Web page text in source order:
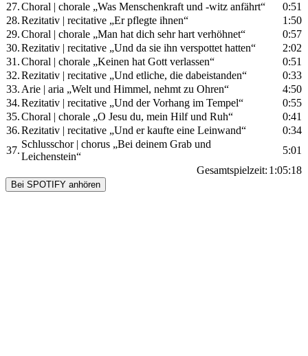
27.Choral | chorale „Was Menschenkraft und -witz anfährt“
0:51
28.Rezitativ | recitative „Er pflegte ihnen“
1:50
29.Choral | chorale „Man hat dich sehr hart verhöhnet“
0:57
30.Rezitativ | recitative „Und da sie ihn verspottet hatten“
2:02
31.Choral | chorale „Keinen hat Gott verlassen“
0:51
32.Rezitativ | recitative „Und etliche, die dabeistanden“
0:33
33. Arie | aria „Welt und Himmel, nehmt zu Ohren“
4:50
34.Rezitativ | recitative „Und der Vorhang im Tempel“
0:55
35.Choral | chorale „O Jesu du, mein Hilf und Ruh“
0:41
36.Rezitativ | recitative „Und er kaufte eine Leinwand“
0:34
37.
Schlusschor | chorus „Bei deinem Grab und
Leichenstein“
5:01
Gesamtspielzeit: 1:05:18
Bei SPOTIFY anhören